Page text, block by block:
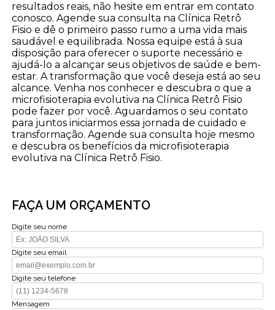
resultados reais, não hesite em entrar em contato
conosco. Agende sua consulta na Clínica Retrô
Fisio e dê o primeiro passo rumo a uma vida mais
saudável e equilibrada. Nossa equipe está à sua
disposição para oferecer o suporte necessário e
ajudá-lo a alcançar seus objetivos de saúde e bem-
estar. A transformação que você deseja está ao seu
alcance. Venha nos conhecer e descubra o que a
microfisioterapia evolutiva na Clínica Retrô Fisio
pode fazer por você. Aguardamos o seu contato
para juntos iniciarmos essa jornada de cuidado e
transformação. Agende sua consulta hoje mesmo
e descubra os benefícios da microfisioterapia
evolutiva na Clínica Retrô Fisio.
FAÇA UM ORÇAMENTO
Digite seu nome
Digite seu email
Digite seu telefone
Mensagem